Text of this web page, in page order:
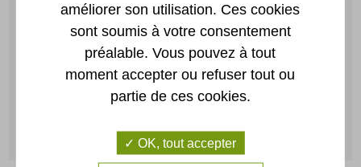
Location
de salles
Plan
CONTACTEZ-NOUS
améliorer son utilisation. Ces cookies
sont soumis à votre consentement
préalable. Vous pouvez à tout
moment accepter ou refuser tout ou
partie de ces cookies.
OK, tout accepter